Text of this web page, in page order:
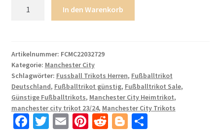
Manchester
City
2023-
24
Heimtrikot
Fußballtrikots
Trikotsatz
In den Warenkorb
Artikelnummer: FCMC22032729
Kategorie: Manchester City
Schlagwörter: Fussball Trikots Herren, Fußballtrikot
Deutschland, Fußballtrikot günstig, Fußballtrikot Sale,
Günstige Fußballtrikots, Manchester City Heimtrikot,
manchester city trikot 23/24, Manchester City Trikots
Fa T E Pi R Bl T